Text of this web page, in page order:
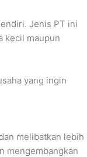
Jenis PT ini
kecil maupun
yang ingin
melibatkan lebih
mengembangkan